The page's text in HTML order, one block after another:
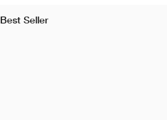
Best Seller